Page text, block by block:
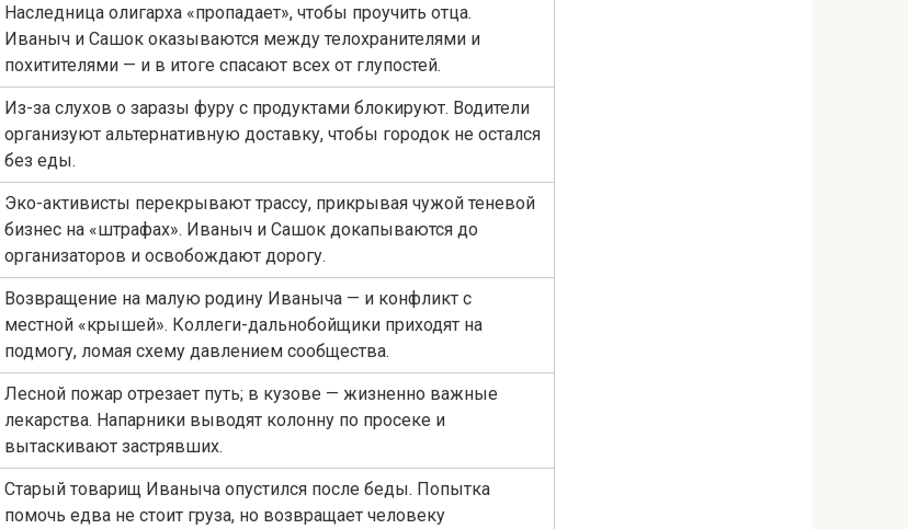
Наследница олигарха «пропадает», чтобы проучить отца.
Иваныч и Сашок оказываются между телохранителями и
похитителями — и в итоге спасают всех от глупостей.
Из-за слухов о заразы фуру с продуктами блокируют. Водители
организуют альтернативную доставку, чтобы городок не остался
без еды.
Эко-активисты перекрывают трассу, прикрывая чужой теневой
бизнес на «штрафах». Иваныч и Сашок докапываются до
организаторов и освобождают дорогу.
Возвращение на малую родину Иваныча — и конфликт с
местной «крышей». Коллеги-дальнобойщики приходят на
подмогу, ломая схему давлением сообщества.
Лесной пожар отрезает путь; в кузове — жизненно важные
лекарства. Напарники выводят колонну по просеке и
вытаскивают застрявших.
Старый товарищ Иваныча опустился после беды. Попытка
помочь едва не стоит груза, но возвращает человеку